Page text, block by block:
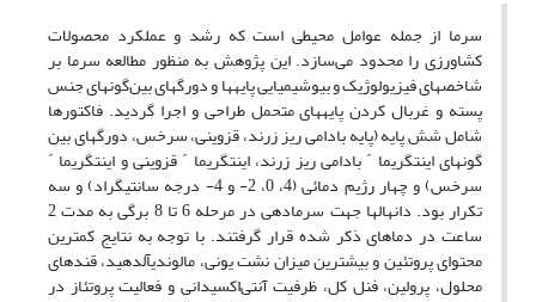
سرما از جمله عوامل محیطی است که رشد و عملکرد محصولات
کشاورزی را محدود می‌سازد. این پژوهش به منظور مطالعه سرما بر
شاخص­های فیزیولوژیک و بیوشیمیایی پایه­ها و دورگ­های بین‌گونه­ای جنس
پسته و غربال کردن پایه­های متحمل طراحی و اجرا گردید. فاکتورها
شامل شش پایه (پایه بادامی ریز زرند، قزوینی، سرخس، دورگ­های بین
گونه­ای اینتگریما ´ بادامی ریز زرند، اینتگریما ´ قزوینی و اینتگریما ´
سرخس) و چهار رژیم دمائی (4، 0، 2- و 4- درجه سانتی­گراد) و سه
تکرار بود. دانهال­ها جهت سرمادهی در مرحله 6 تا 8 برگی به مدت 2
ساعت در دماهای ذکر شده قرار گرفتند. با توجه به نتایج کمترین
محتوای پروتئین و بیشترین میزان نشت یونی، مالون­دی­آلدهید، قندهای
محلول، پرولین، فنل کل، ظرفیت آنتی‌اکسیدانی و فعالیت پروتئاز در